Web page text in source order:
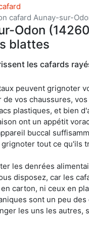
cafard Aunay-sur-
Odon
blattes
les cafards
peuvent grignoter
vos chaussures,
plastiques, et bien
ont un appétit
buccal
tout ce qu'ils
les denrées
disposez, car les
carton, ni ceux en
sont un peu des
les uns les autres,